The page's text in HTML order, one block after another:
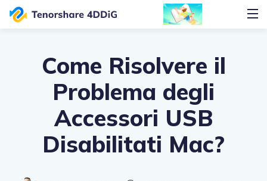
Come Risolvere il
Problema degli
Accessori USB
Disabilitati Mac?